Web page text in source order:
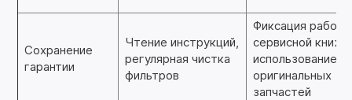
Сохранение
гарантии
Чтение инструкций,
регулярная чистка
фильтров
Фиксация работ в
сервисной
использование
оригинальных
запчастей